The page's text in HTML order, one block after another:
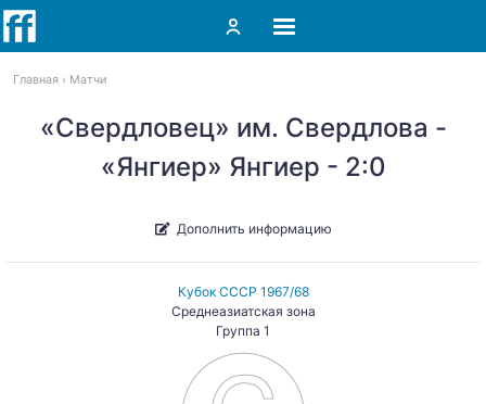
Главная Матчи
«Свердловец» им. Свердлова -
«Янгиер» Янгиер - 2:0
Дополнить информацию
Кубок СССР 1967/68
Среднеазиатская зона
Группа 1